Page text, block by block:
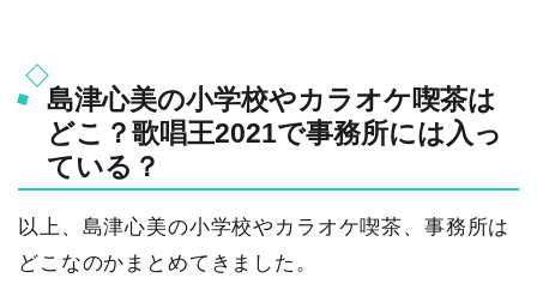
島津心美の小学校やカラオケ喫茶は
どこ？歌唱王2021で事務所には入っ
ている？
以上、島津心美の小学校やカラオケ喫茶、事務所は
どこなのかまとめてきました。